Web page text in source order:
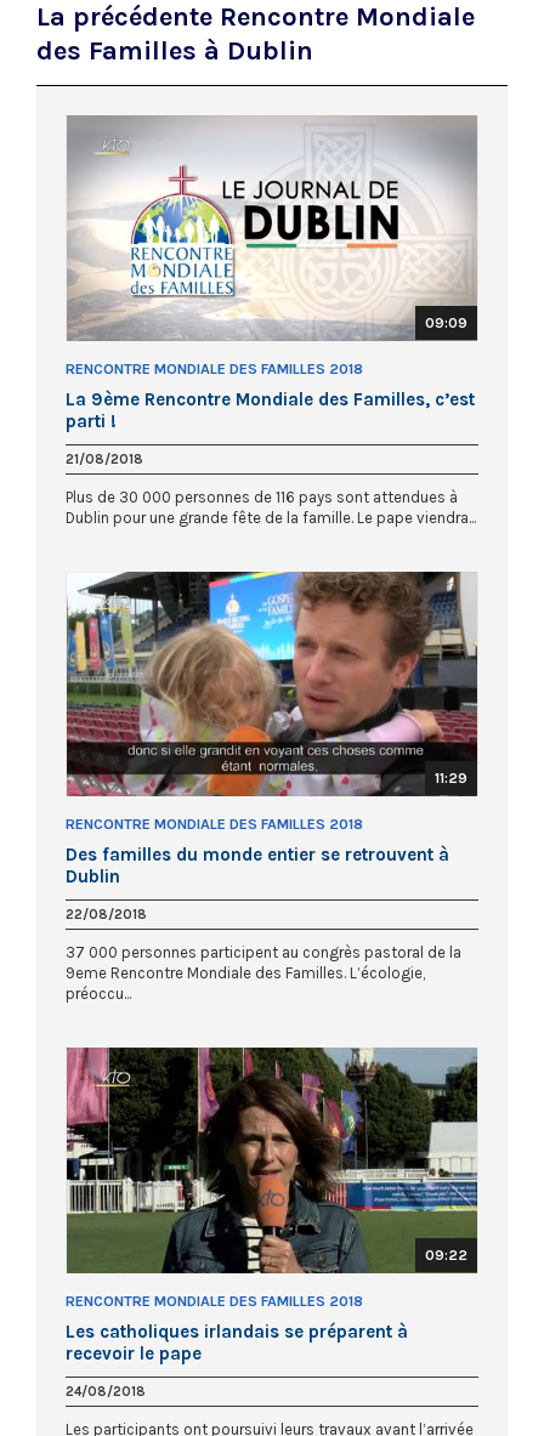
La précédente Rencontre Mondiale
des Familles à Dublin
09:09
RENCONTRE MONDIALE DES FAMILLES 2018
La 9ème Rencontre Mondiale des Familles, c’est
parti !
21/08/2018
Plus de 30 000 personnes de 116 pays sont attendues à
Dublin pour une grande fête de la famille. Le pape viendra...
11:29
RENCONTRE MONDIALE DES FAMILLES 2018
Des familles du monde entier se retrouvent à
Dublin
22/08/2018
37 000 personnes participent au congrès pastoral de la
9eme Rencontre Mondiale des Familles. L’écologie,
préoccu...
09:22
RENCONTRE MONDIALE DES FAMILLES 2018
Les catholiques irlandais se préparent à
recevoir le pape
24/08/2018
Les participants ont poursuivi leurs travaux avant l’arrivée